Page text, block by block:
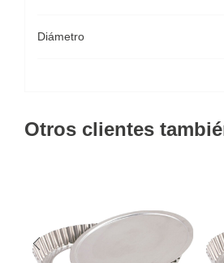
Diámetro
Otros clientes